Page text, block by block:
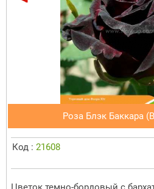
Роза Блэк Баккара
Код : 21608